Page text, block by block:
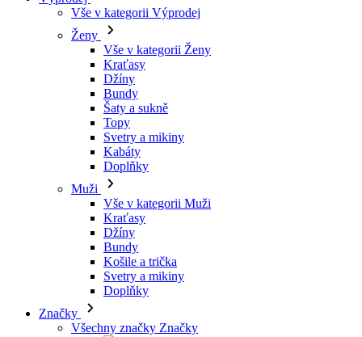
Ženy
Vše v kategorii Ženy
Kraťasy
Džíny
Bundy
Šaty a sukně
Topy
Svetry a mikiny
Kabáty
Doplňky
Vše v kategorii Muži
Kraťasy
Džíny
Bundy
Košile a trička
Svetry a mikiny
Doplňky
Všechny značky Značky